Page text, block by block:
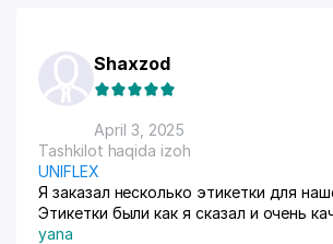
Shaxzod
April 3, 2025
Tashkilot haqida izoh
UNIFLEX
Я заказал несколько этикетки для
Этикетки были как я сказал и очень
есть свои дизайнеры👍
yana